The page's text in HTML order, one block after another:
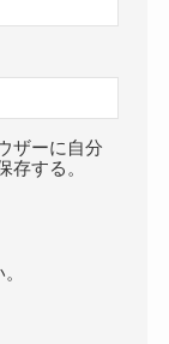
ザーに自分
存する。